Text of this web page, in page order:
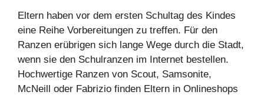
Eltern haben vor dem ersten Schultag des Kindes
eine Reihe Vorbereitungen zu treffen. Für den
Ranzen erübrigen sich lange Wege durch die Stadt,
wenn sie den Schulranzen im Internet bestellen.
Hochwertige Ranzen von Scout, Samsonite,
McNeill oder Fabrizio finden Eltern in Onlineshops